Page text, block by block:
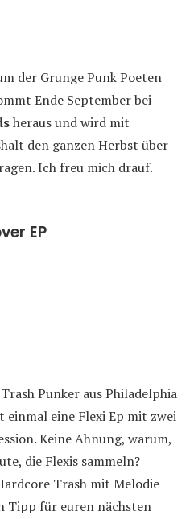
der Grunge Punk Poeten
Ende September bei
heraus und wird mit
den ganzen Herbst über
Ich freu mich drauf.
EP
Punker aus Philadelphia
eine Flexi Ep mit zwei
Keine Ahnung, warum,
die Flexis sammeln?
Trash mit Melodie
Tipp für euren nächsten